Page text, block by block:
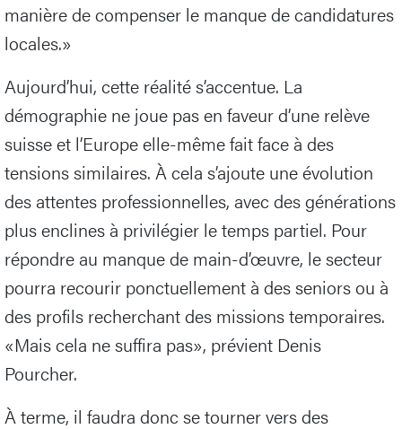
manière de compenser le manque de candidatures
locales.»
Aujourd’hui, cette réalité s’accentue. La
démographie ne joue pas en faveur d’une relève
suisse et l’Europe elle-même fait face à des
tensions similaires. À cela s’ajoute une évolution
des attentes professionnelles, avec des générations
plus enclines à privilégier le temps partiel. Pour
répondre au manque de main-d’œuvre, le secteur
pourra recourir ponctuellement à des seniors ou à
des profils recherchant des missions temporaires.
«Mais cela ne suffira pas», prévient Denis
Pourcher.
À terme, il faudra donc se tourner vers des